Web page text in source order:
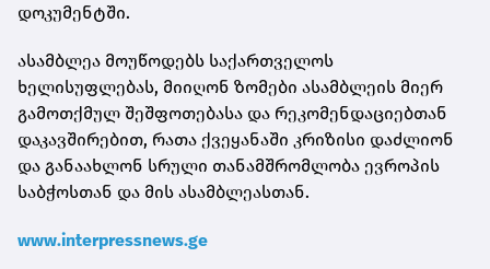
დოკუმენტში.
ასამბლეა მოუწოდებს საქართველოს
ხელისუფლებას, მიიღონ ზომები ასამბლეის მიერ
გამოთქმულ შეშფოთებასა და რეკომენდაციებთან
დაკავშირებით, რათა ქვეყანაში კრიზისი დაძლიონ
და განაახლონ სრული თანამშრომლობა ევროპის
საბჭოსთან და მის ასამბლეასთან.
www.interpressnews.ge